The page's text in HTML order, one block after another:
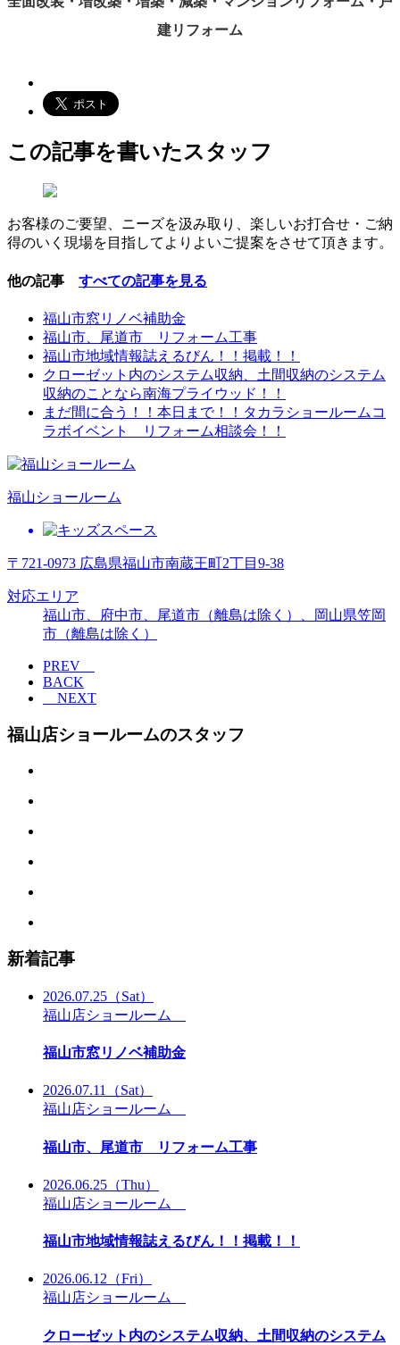
建リフォーム
この記事を書いたスタッフ
お客様のご要望、ニーズを汲み取り、楽しいお打合せ・ご納
得のいく現場を目指してよりよいご提案をさせて頂きます。
他の記事 すべての記事を見る
福山市窓リノベ補助金
福山市、尾道市 リフォーム工事
福山市地域情報誌えるびん！！掲載！！
クローゼット内のシステム収納、土間収納のシステム
収納のことなら南海プライウッド！！
まだ間に合う！！本日まで！！タカラショールームコ
ラボイベント リフォーム相談会！！
福山ショールーム
〒721-0973 広島県福山市南蔵王町2丁目9-38
対応エリア
福山市、府中市、尾道市（離島は除く）、岡山県笠岡
市（離島は除く）
PREV
BACK
NEXT
福山店ショールームのスタッフ
新着記事
2026.07.25 （Sat）
福山店ショールーム
福山市窓リノベ補助金
2026.07.11
（Sat）
福山店ショールーム
福山市、尾道市 リフォーム工事
2026.06.25 （Thu）
福山店ショールーム
福山市地域情報誌えるびん！！掲載！！
2026.06.12 （Fri）
福山店ショールーム
クローゼット内のシステム収納、土間収納のシステム